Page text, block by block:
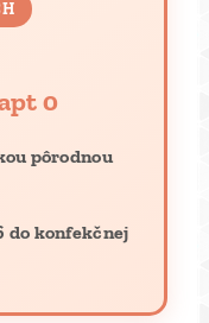
0
pôrodnou
do konfekčnej